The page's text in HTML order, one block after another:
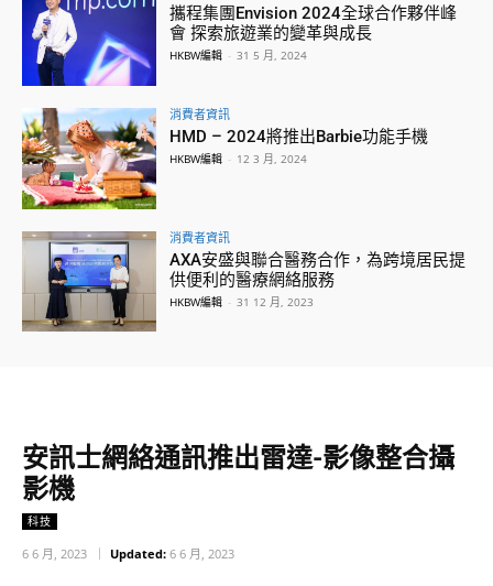
攜程集團Envision 2024全球合作夥伴峰
會 探索旅遊業的變革與成長
HKBW編輯 - 31 5 月, 2024
消費者資訊
HMD – 2024將推出Barbie功能手機
HKBW編輯 - 12 3 月, 2024
消費者資訊
AXA安盛與聯合醫務合作，為跨境居民提
供便利的醫療網絡服務
HKBW編輯 - 31 12 月, 2023